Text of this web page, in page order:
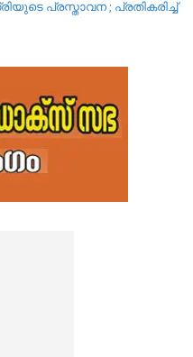
പ്രസ്താവന ; പ്രതികരിച്ച്